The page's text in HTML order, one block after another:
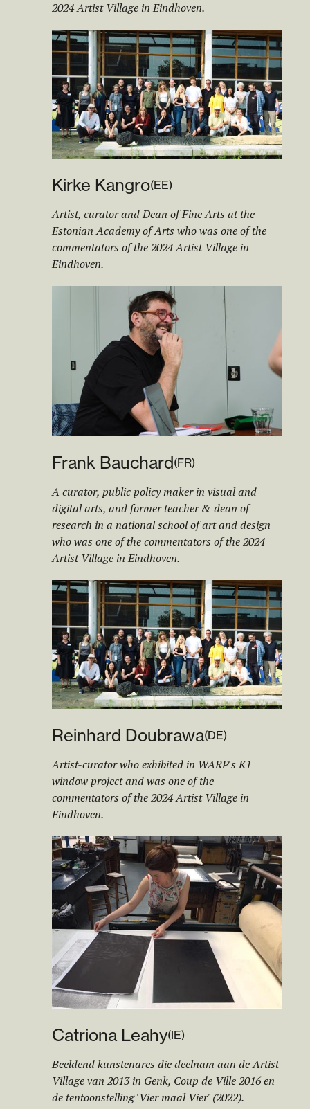
2024 Artist Village in Eindhoven.
Kirke Kangro(EE)
Artist, curator and Dean of Fine Arts at the
Estonian Academy of Arts who was one of the
commentators of the 2024 Artist Village in
Eindhoven.
Frank Bauchard(FR)
A curator, public policy maker in visual and
digital arts, and former teacher & dean of
research in a national school of art and design
who was one of the commentators of the 2024
Artist Village in Eindhoven.
Reinhard Doubrawa(DE)
Artist-curator who exhibited in WARP's K1
window project and was one of the
commentators of the 2024 Artist Village in
Eindhoven.
Catriona Leahy(IE)
Beeldend kunstenares die deelnam aan de Artist
Village van 2013 in Genk, Coup de Ville 2016 en
de tentoonstelling 'Vier maal Vier' (2022).